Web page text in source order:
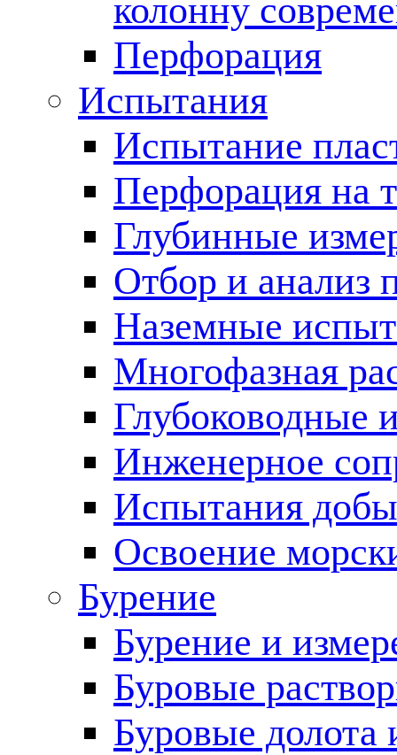
колонну
Перфорация
Испытания
Испытание
Перфорация на
Глубинные
Отбор и анализ
Наземные
Многофазная
Глубоководные
Инженерное
Испытания
Освоение
Бурение
Бурение и
Буровые
Буровые долота